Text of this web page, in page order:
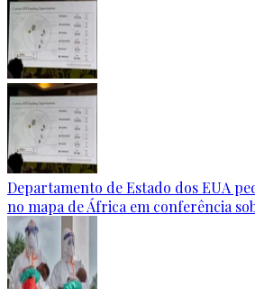
Departamento de Estado dos EUA
no mapa de África em conferência